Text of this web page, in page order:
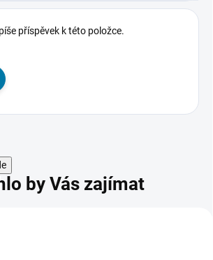
příspěvek k této položce.
by Vás zajímat